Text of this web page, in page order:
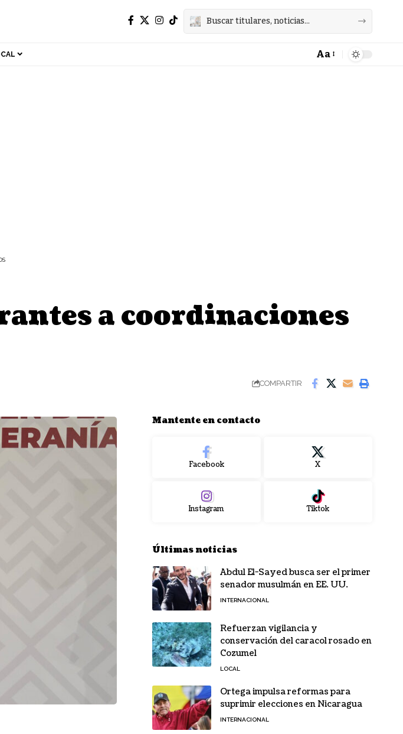
Aa
a coordinaciones
COMPARTIR
Mantente en contacto
Facebook X
Instagram Tiktok
Últimas noticias
Abdul El-Sayed busca ser el primer
senador musulmán en EE. UU.
INTERNACIONAL
Refuerzan vigilancia y
conservación del caracol rosado en
Cozumel
LOCAL
Ortega impulsa reformas para
suprimir elecciones en Nicaragua
INTERNACIONAL